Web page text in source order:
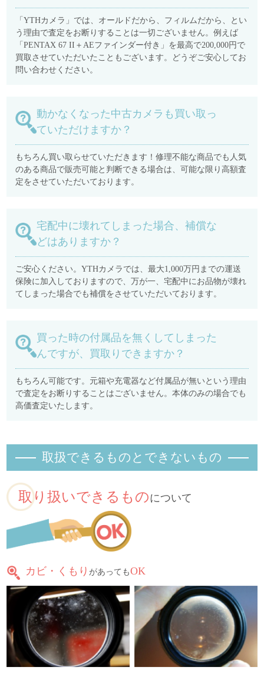
「YTHカメラ」では、オールドだから、フィルムだから、とい
う理由で査定をお断りすることは一切ございません。例えば
「PENTAX 67 II＋AEファインダー付き」を最高で200,000円で
買取させていただいたこともございます。どうぞご安心してお
問い合わせください。
動かなくなった中古カメラも買い取っ
ていただけますか？
もちろん買い取らせていただきます！修理不能な商品でも人気
のある商品で販売可能と判断できる場合は、可能な限り高額査
定をさせていただいております。
宅配中に壊れてしまった場合、補償な
どはありますか？
ご安心ください。YTHカメラでは、最大1,000万円までの運送
保険に加入しておりますので、万が一、宅配中にお品物が壊れ
てしまった場合でも補償をさせていただいております。
買った時の付属品を無くしてしまった
んですが、買取りできますか？
もちろん可能です。元箱や充電器など付属品が無いという理由
で査定をお断りすることはございません。本体のみの場合でも
高価査定いたします。
取扱できるものとできないもの
取り扱いできるものについて
カビ・くもり があってもOK